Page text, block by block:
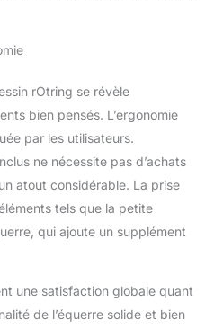
rOtring se révèle
bien pensés. L’ergonomie
par les utilisateurs.
ne nécessite pas d’achats
atout considérable. La prise
tels que la petite
qui ajoute un supplément
une satisfaction globale quant
de l’équerre solide et bien